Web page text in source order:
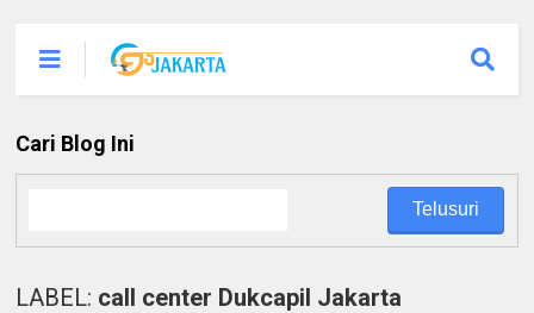
Cari Blog Ini
LABEL: call center Dukcapil Jakarta